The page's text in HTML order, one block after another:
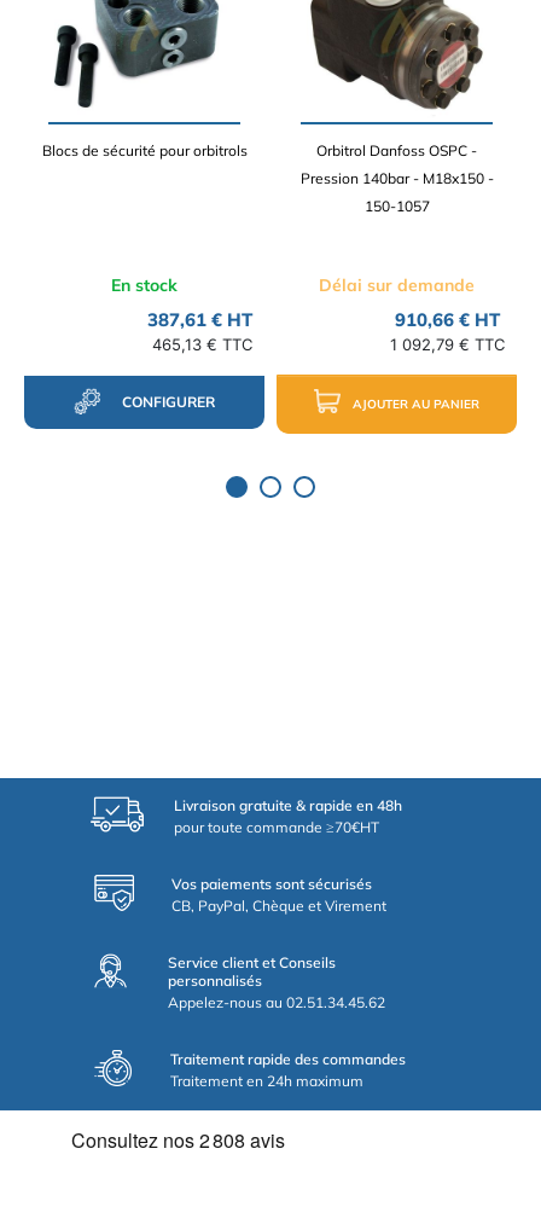
Blocs de sécurité pour orbitrols
En stock
387,61 € HT
465,13 € TTC
CONFIGURER
Orbitrol Danfoss OSPC -
Pression 140bar - M18x150 -
150-1057
Délai sur demande
910,66 € HT
1 092,79 € TTC
AJOUTER AU PANIER
Livraison gratuite & rapide en 48h
pour toute commande ≥70€HT
Vos paiements sont sécurisés
CB, PayPal, Chèque et Virement
Service client et Conseils
personnalisés
Appelez-nous au 02.51.34.45.62
Traitement rapide des commandes
Traitement en 24h maximum